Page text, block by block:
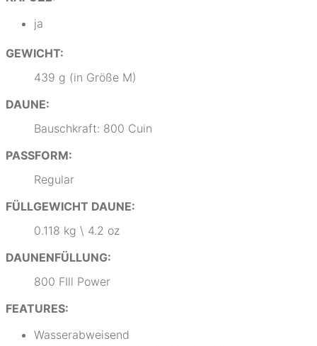
ja
GEWICHT:
439 g (in Größe M)
DAUNE:
Bauschkraft: 800 Cuin
PASSFORM:
Regular
FÜLLGEWICHT DAUNE:
0.118 kg \ 4.2 oz
DAUNENFÜLLUNG:
800 FIll Power
FEATURES:
Wasserabweisend